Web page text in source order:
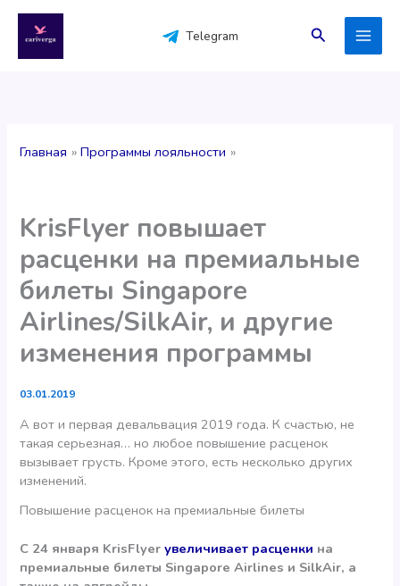
содержимому
Telegram Поиск
Главная Программы лояльности
KrisFlyer повышает
расценки на премиальные
билеты Singapore
Airlines/SilkAir, и другие
изменения программы
03.01.2019
А вот и первая девальвация 2019 года. К счастью, не
такая серьезная… но любое повышение расценок
вызывает грусть. Кроме этого, есть несколько других
изменений.
Повышение расценок на премиальные билеты
С 24 января KrisFlyerувеличивает расценки на
премиальные билеты Singapore Airlines и SilkAir, а